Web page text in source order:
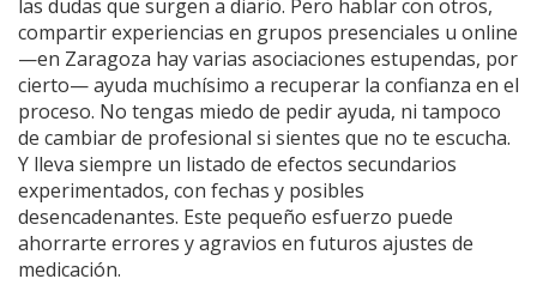
las dudas que surgen a diario. Pero hablar con otros,
compartir experiencias en grupos presenciales u online
—en Zaragoza hay varias asociaciones estupendas, por
cierto— ayuda muchísimo a recuperar la confianza en el
proceso. No tengas miedo de pedir ayuda, ni tampoco
de cambiar de profesional si sientes que no te escucha.
Y lleva siempre un listado de efectos secundarios
experimentados, con fechas y posibles
desencadenantes. Este pequeño esfuerzo puede
ahorrarte errores y agravios en futuros ajustes de
medicación.